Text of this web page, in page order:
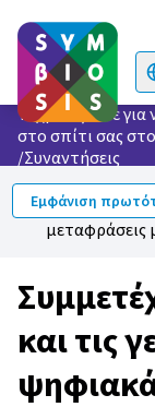
Τι χρειάζεστε
στο σπίτι σας
/Συναντήσεις
Εμφάνιση
μεταφράσεις
και τις
ψηφιακά